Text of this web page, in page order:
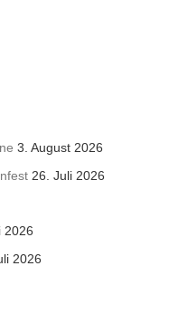
3. August 2026
26. Juli 2026
2026
2026